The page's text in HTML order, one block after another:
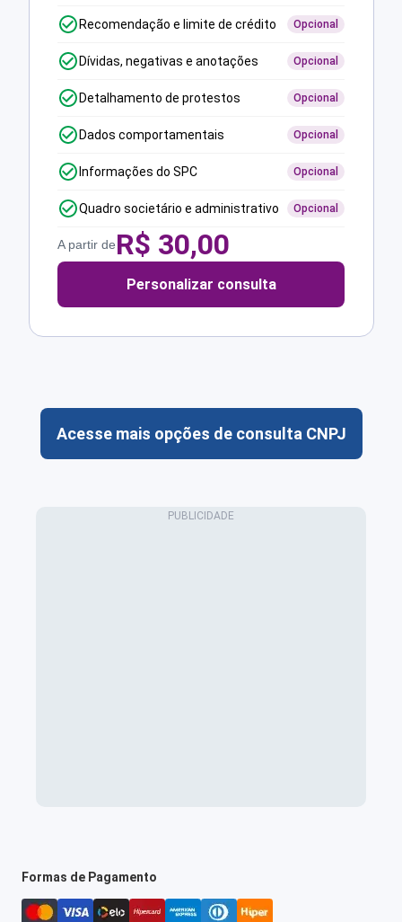
Recomendação e limite de crédito Opcional
Dívidas, negativas e anotações Opcional
Detalhamento de protestos Opcional
Dados comportamentais Opcional
Informações do SPC Opcional
Quadro societário e administrativo Opcional
A partir deR$ 30,00
Personalizar consulta
Acesse mais opções de consulta CNPJ
Formas de Pagamento